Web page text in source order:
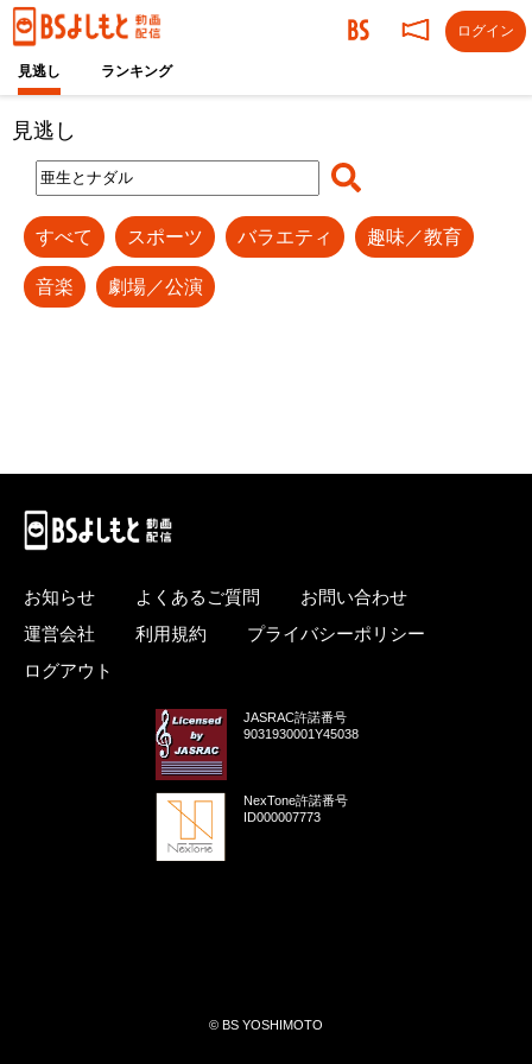
見逃し ランキング
ログイン
見逃し
すべて スポーツ バラエティ 趣味／教育
音楽 劇場／公演
お知らせ よくあるご質問
お問い合わせ
運営会社
利用規約
プライバシーポリシー
ログアウト
JASRAC許諾番号
9031930001Y45038
NexTone許諾番号
ID000007773
© BS YOSHIMOTO